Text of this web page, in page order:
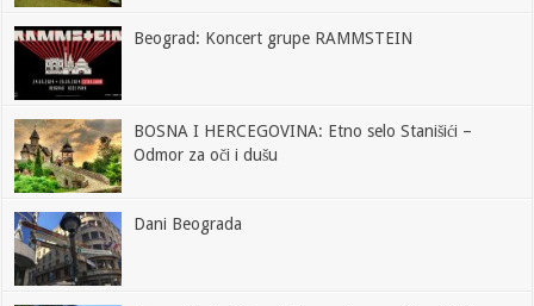
Beograd: Koncert grupe RAMMSTEIN
BOSNA I HERCEGOVINA: Etno selo Stanišići –
Odmor za oči i dušu
Dani Beograda